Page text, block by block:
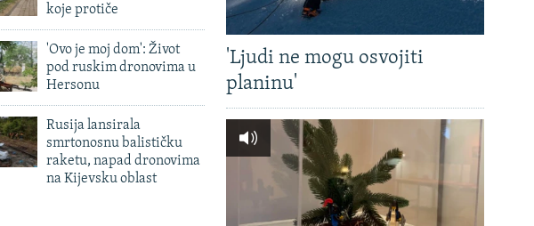
koje protiče
'Ovo je moj dom': Život
pod ruskim dronovima u
Hersonu
Rusija lansirala
smrtonosnu balističku
raketu, napad dronovima
na Kijevsku oblast
'Ljudi ne mogu osvojiti
planinu'